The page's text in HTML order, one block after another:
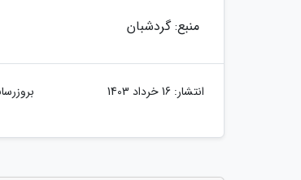
منبع: گردشبان
انتشار: 16 خرداد 1403